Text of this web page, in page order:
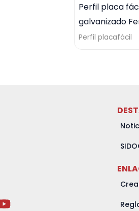
Perfil placa
galvanizado
Perfil placafácil
Y